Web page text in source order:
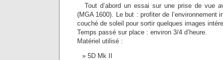
Tout d’abord un essai sur une prise de vue
(MGA 1600). Le but : profiter de l’environnement
couché de soleil pour sortir quelques images
Temps passé sur place : environ 3/4 d’heure.
Matériel utilisé :
5D Mk II